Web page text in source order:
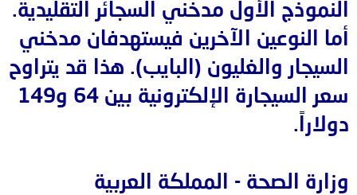
النموذج الأول مدخني السجائر التقليدية.
أما النوعين الآخرين فيستهدفان مدخني
السيجار والغليون (البايب). هذا قد يتراوح
سعر السيجارة الإلكترونية بين 64 و149
دولاراً.
وزارة الصحة - المملكة العربية